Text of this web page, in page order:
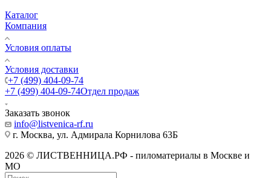
Каталог
Компания
Условия оплаты
Условия доставки
+7 (499) 404-09-74
+7 (499) 404-09-74Отдел продаж
Заказать звонок
info@listvenica-rf.ru
г. Москва, ул. Адмирала Корнилова 63Б
2026 © ЛИСТВЕННИЦА.РФ - пиломатериалы в Москве и
МО